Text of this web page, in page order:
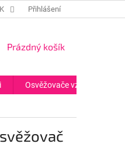
Přihlášení
NÁKUPNÍ
Prázdný košík
Osvěžovače vzduchu